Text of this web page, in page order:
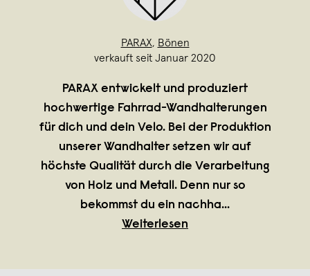
PARAX, Bönen
verkauft seit Januar 2020
PARAX entwickelt und produziert
hochwertige Fahrrad-Wandhalterungen
für dich und dein Velo. Bei der Produktion
unserer Wandhalter setzen wir auf
höchste Qualität durch die Verarbeitung
von Holz und Metall. Denn nur so
bekommst du ein nachha...
Weiterlesen